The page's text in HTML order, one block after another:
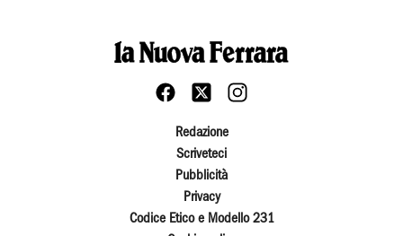
Redazione
Scriveteci
Pubblicità
Privacy
Codice Etico e Modello 231